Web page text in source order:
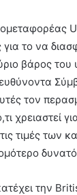
για το να
βάρος
τον
χρειαστεί
τιμές των
την